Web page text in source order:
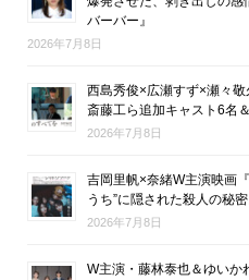
バーバー』
2026年7月8日
西島秀俊×広瀬すず×瀬々敬
斎藤工ら追加キャスト6名
2026年7月8日
吉岡里帆×奈緒W主演映画
うち”に隠された殺人の秘
2026年7月8日
W主演・藤林泰也＆ゆいか